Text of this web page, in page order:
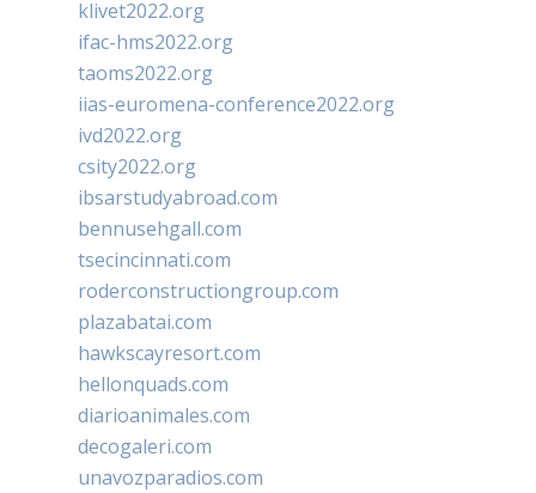
klivet2022.org
ifac-hms2022.org
taoms2022.org
iias-euromena-conference2022.org
ivd2022.org
csity2022.org
ibsarstudyabroad.com
bennusehgall.com
tsecincinnati.com
roderconstructiongroup.com
plazabatai.com
hawkscayresort.com
hellonquads.com
diarioanimales.com
decogaleri.com
unavozparadios.com